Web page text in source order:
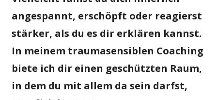
angespannt, erschöpft oder reagierst
stärker, als du es dir erklären kannst.
In meinem traumasensiblen Coaching
biete ich dir einen geschützten Raum,
in dem du mit allem da sein darfst,